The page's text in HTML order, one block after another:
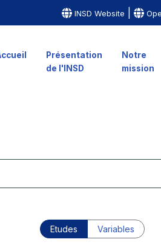
INSD Website |
Présentation
de l'INSD
Notre
mission
Etudes Variables